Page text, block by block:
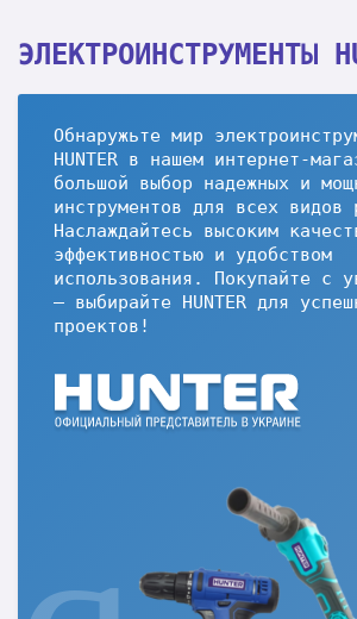
ЭЛЕКТРОИНСТРУМЕНТЫ
Обнаружьте мир
HUNTER в нашем интернет-
большой выбор надежных и
инструментов для всех видов
Наслаждайтесь высоким
эффективностью и удобством
использования. Покупайте с
– выбирайте HUNTER для
проектов!